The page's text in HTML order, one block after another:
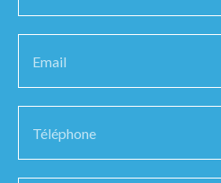
Email
Téléphone